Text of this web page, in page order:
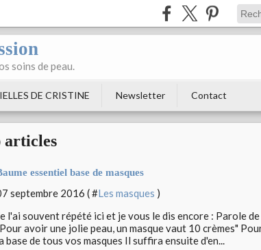
soins de peau.
DE CRISTINE Newsletter Contact
articles
essentiel base de masques
septembre 2016 ( #Les masques )
l'ai souvent répété ici et je vous le dis encore : Parole
avoir une jolie peau, un masque vaut 10 crèmes"
base de tous vos masques Il suffira ensuite d'en...